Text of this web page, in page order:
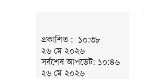
প্রকাশিত : ১০:৩৮
২৬ মে ২০২৬
সর্বশেষ আপডেট: ১০:৪৬
২৬ মে ২০২৬